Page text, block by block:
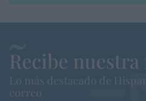
Recibe
Lo más destacado de
correo